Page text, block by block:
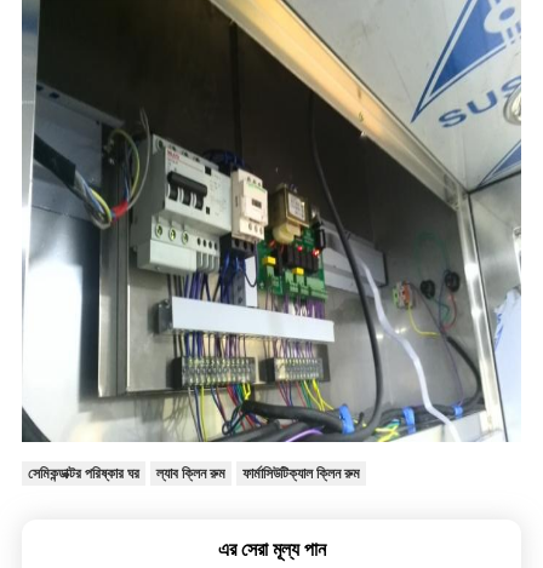
সেমিকন্ডাক্টর পরিষ্কার ঘর ল্যাব ক্লিন রুম ফার্মাসিউটিক্যাল ক্লিন রুম
এর সেরা মূল্য পান